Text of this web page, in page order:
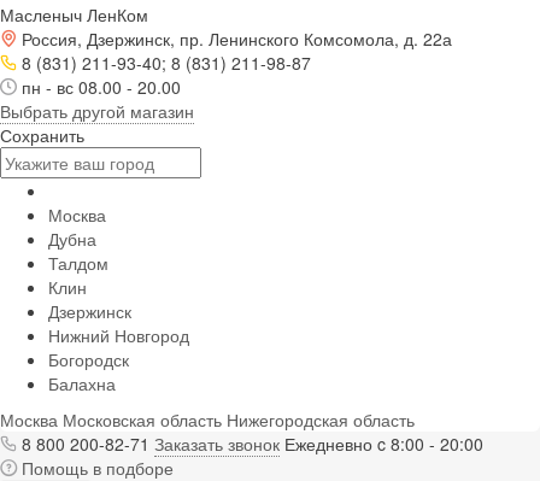
Масленыч ЛенКом
Россия, Дзержинск, пр. Ленинского Комсомола, д. 22а
8 (831) 211-93-40; 8 (831) 211-98-87
пн - вс 08.00 - 20.00
Выбрать другой магазин
Сохранить
Москва
Дубна
Талдом
Клин
Дзержинск
Нижний Новгород
Богородск
Балахна
Москва Московская область Нижегородская область
8 800 200-82-71 Заказать звонок Ежедневно c 8:00 - 20:00
Помощь в подборе